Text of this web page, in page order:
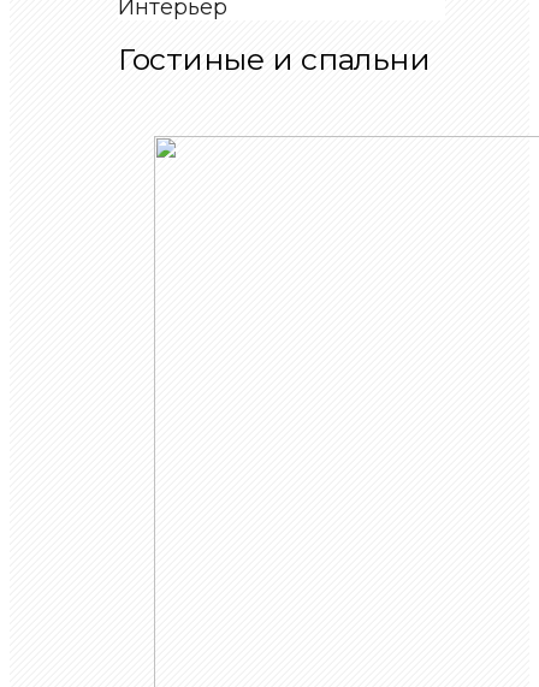
Интерьер
Гостиные и спальни